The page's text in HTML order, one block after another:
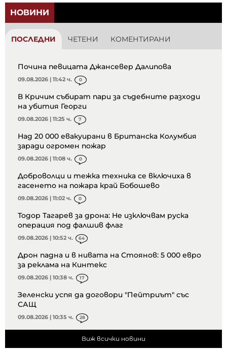
НОВИНИ
ПОСЛЕДНИ ЧЕТЕНИ КОМЕНТИРАНИ
Почина певицата Джансевер Далипова
09.08.2026 | 11:42 ч. 0
В Кричим събират пари за съдебните разходи
на убития Георги
09.08.2026 | 11:25 ч. 7
Над 20 000 евакуирани в Британска Колумбия
заради огромен пожар
09.08.2026 | 11:08 ч. 0
Доброволци и тежка техника се включиха в
гасенето на пожара край Бобошево
09.08.2026 | 11:02 ч. 0
Тодор Тагарев за дрона: Не изключвам руска
операция под фалшив флаг
09.08.2026 | 10:52 ч. 64
Дрон падна и в нивата на Стоянов: 5 000 евро
за реклама на Кинтекс
09.08.2026 | 10:38 ч. 17
Зеленски успя да договори "Пейтриът" със
САЩ
09.08.2026 | 10:35 ч. 28
Виж всички новини